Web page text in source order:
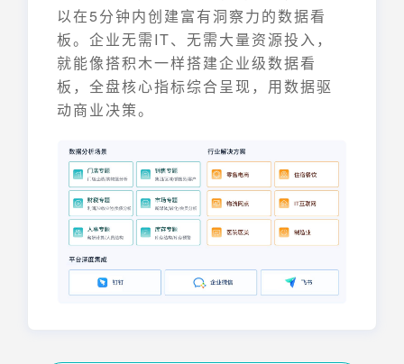
以在5分钟内创建富有洞察力的数据看
板。企业无需IT、无需大量资源投入，
就能像搭积木一样搭建企业级数据看
板，全盘核心指标综合呈现，用数据驱
动商业决策。